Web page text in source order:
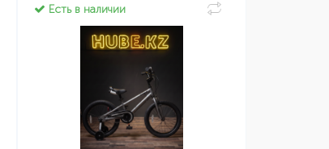
Есть в наличии